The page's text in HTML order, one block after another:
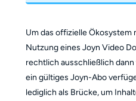
Um das offizielle Ökosystem
Nutzung eines Joyn Video
rechtlich ausschließlich
ein gültiges Joyn-Abo
lediglich als Brücke, um